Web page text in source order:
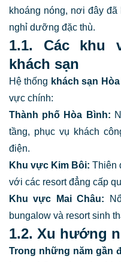
khoáng nóng, nơi đây
nghỉ dưỡng đặc thù.
1.1. Các khu
khách sạn
Hệ thống khách sạn
vực chính:
Thành phố Hòa Bình:
tầng, phục vụ khách
điện.
Khu vực Kim Bôi: Thiên
với các resort đẳng cấp
Khu vực Mai Châu:
bungalow và resort sinh
1.2. Xu hướng
Trong những năm gần